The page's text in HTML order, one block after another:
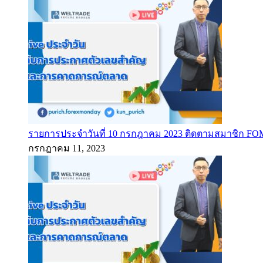
รายการประจำวันที่ 10 กรกฎาคม 2023 ติดตามสมาชิก
กรกฎาคม 11, 2023